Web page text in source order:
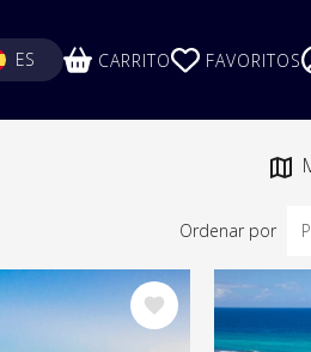
YOUR LANGUAGE
ES CARRITO FAVORITOS
Ordenar por